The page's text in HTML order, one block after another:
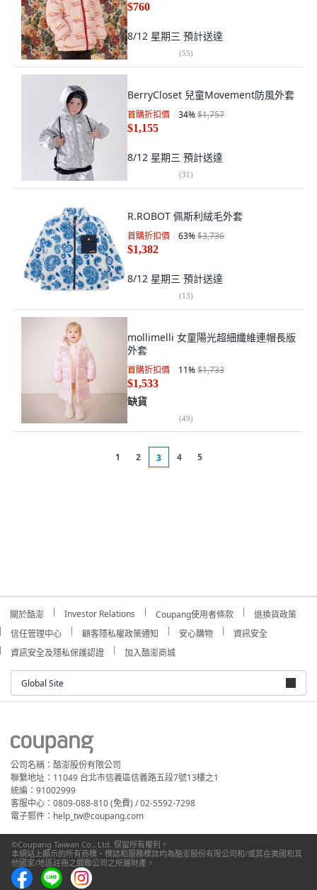
$760
8/12 星期三 預計送達
(55)
BerryCloset 兒童Movement防風外套
首購折扣價 34%$1,757
$1,155
8/12 星期三 預計送達
(31)
R.ROBOT 佩斯利絨毛外套
首購折扣價 63%$3,736
$1,382
8/12 星期三 預計送達
(13)
mollimelli 女童陽光超細纖維連帽長版
外套
首購折扣價 11%$1,733
$1,533
缺貨
(49)
1 2 3 4 5
關於酷澎 Investor Relations Coupang使用者條款
退換貨政策
信任管理中心
顧客隱私權政策通知 安心購物
資訊安全
資訊安全及隱私保護認證
加入酷澎商城
Global Site
公司名稱：酷澎股份有限公司
聯繫地址：11049 台北市信義區信義路五段7號13樓之1
統編：91002999
客服中心：0809-088-810 (免費) / 02-5592-7298
電子郵件：help_tw@coupang.com
©Coupang Taiwan Co., Ltd. 保留所有權利。
本網站上顯示的所有商標、標誌和服務標誌均為酷澎股份有限公司和/或其在美國和其
他國家/地區註冊之關聯公司之所屬財產。